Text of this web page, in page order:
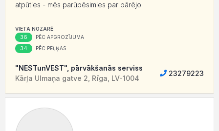
atpūties - mēs parūpēsimies par pārējo!
VIETA NOZARĒ
36 PĒC APGROZĪJUMA
34 PĒC PEĻŅAS
"NESTunVEST", pārvākšanās serviss
Kārļa Ulmaņa gatve 2, Rīga, LV-1004
23279223